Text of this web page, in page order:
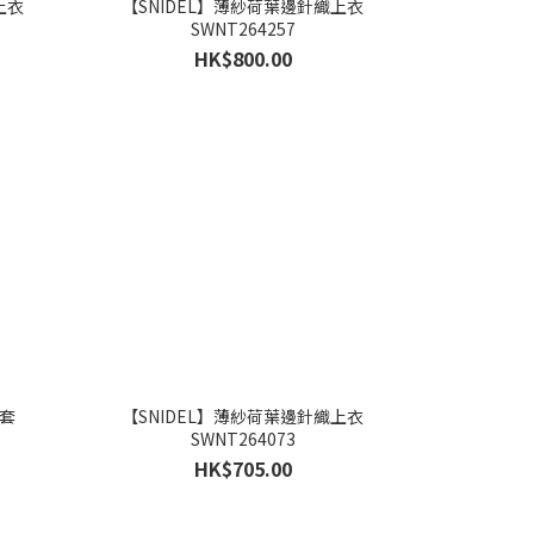
衣
【SNIDEL】薄紗荷葉邊針織上衣
SWNT264257
HK$800.00
【SNIDEL】薄紗荷葉邊針織上衣
SWNT264073
HK$705.00